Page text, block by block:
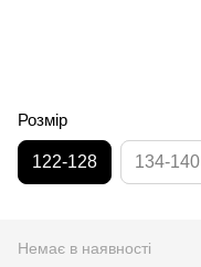
Розмір
122-128 134-140
Немає в наявності